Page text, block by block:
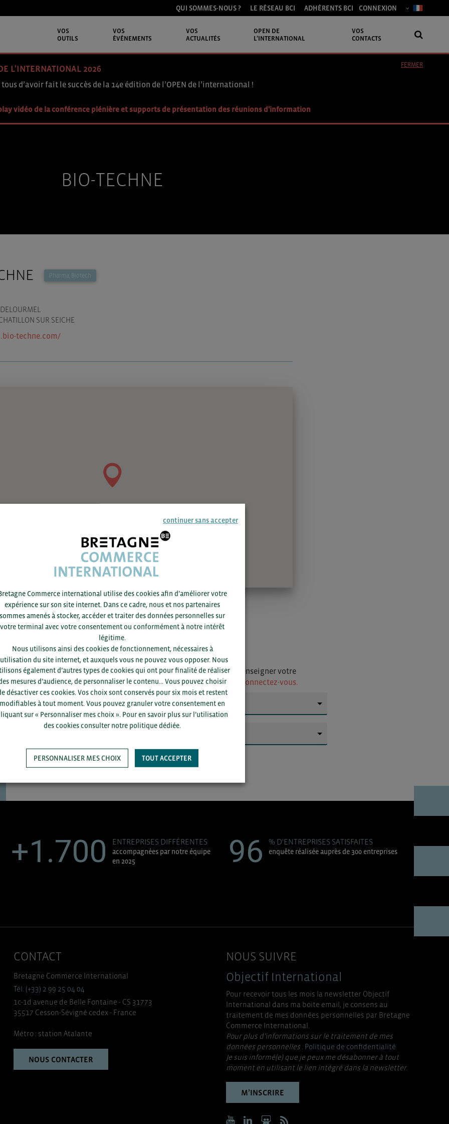
QUI SOMMES-NOUS ? LE RÉSEAU BCI ADHÉRENTS BCI CONNEXION
VOS
OUTILS
VOS
ÉVÉNEMENTS
VOS
ACTUALITÉS
OPEN DE
L’INTERNATIONAL
VOS
CONTACTS
L'INTERNATIONAL 2026
d’avoir fait le succès de la 14e édition de l’OPEN de l’international !
vidéo de la conférence plénière et supports de présentation des réunions d'information
FERMER
BIO-TECHNE
Pharma, Biotech
SUR SEICHE
techne.com/
Pour voir les contacts, merci de renseigner votre
département et votre secteur
ou connectez-vous.
SAUVEGARDER
+1.700 ENTREPRISES DIFFÉRENTES
accompagnées par notre équipe
en 2025
96 % D'ENTREPRISES SATISFAITES
enquête réalisée auprès de 300 entreprises
CONTACT
Bretagne Commerce International
Tél. (+33) 2 99 25 04 04
1c-1d avenue de Belle Fontaine - CS 31773
35517 Cesson-Sévigné cedex - France
Métro : station Atalante
NOUS CONTACTER
NOUS SUIVRE
Objectif International
Pour recevoir tous les mois la newsletter Objectif
International dans ma boite email, je consens au
traitement de mes données personnelles par Bretagne
Commerce International.
Pour plus d’informations sur le traitement de mes
données personnelles :Politique de confidentialité
Je suis informé(e) que je peux me désabonner à tout
moment en utilisant le lien intégré dans la newsletter.
M’INSCRIRE
continuer sans accepter
Commerce international utilise des cookies afin d’améliorer votre
expérience sur son site internet. Dans ce cadre, nous et nos partenaires
sommes amenés à stocker, accéder et traiter des données personnelles sur
votre terminal avec votre consentement ou conformément à notre intérêt
légitime.
Nous utilisons ainsi des cookies de fonctionnement, nécessaires à
du site internet, et auxquels vous ne pouvez vous opposer. Nous
également d’autres types de cookies qui ont pour finalité de réaliser
mesures d’audience, de personnaliser le contenu... Vous pouvez choisir
désactiver ces cookies. Vos choix sont conservés pour six mois et restent
modifiables à tout moment. Vous pouvez granuler votre consentement en
sur « Personnaliser mes choix ». Pour en savoir plus sur l’utilisation
des cookies consulter notre politique dédiée.
PERSONNALISER MES CHOIX TOUT ACCEPTER